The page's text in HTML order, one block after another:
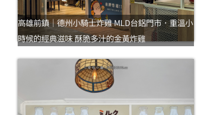
高雄前鎮｜德州小騎士炸雞 MLD台鋁門市．重溫小
時候的經典滋味 酥脆多汁的金黃炸雞